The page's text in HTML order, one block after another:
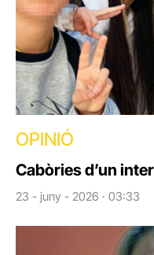
OPINIÓ
Cabòries d’un
23 - juny - 2026 · 03:33